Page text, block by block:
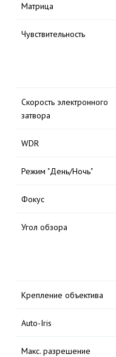
Матрица
Чувствительность
Скорость электронного
затвора
WDR
Режим "День/Ночь"
Фокус
Угол обзора
Крепление объектива
Auto-Iris
Макс. разрешение